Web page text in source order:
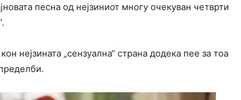
песна од нејзиниот многу очекуван четврти
нејзината „сензуална“ страна додека пее за тоа